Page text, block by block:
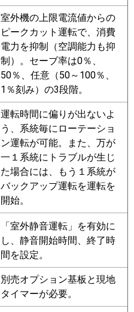
室外機の上限電流値からの
ピークカット運転で、消費
電力を抑制（空調能力も抑
制）。セーブ率は0％、
50％、任意（50～100％、
1％刻み）の3段階。
運転時間に偏りが出ないよ
う、系統毎にローテーショ
ン運転が可能。また、万が
一１系統にトラブルが生じ
た場合には、もう１系統が
バックアップ運転を運転を
開始。
「室外静音運転」を有効に
し、静音開始時間、終了時
間を設定。
別売オプション基板と現地
タイマーが必要。